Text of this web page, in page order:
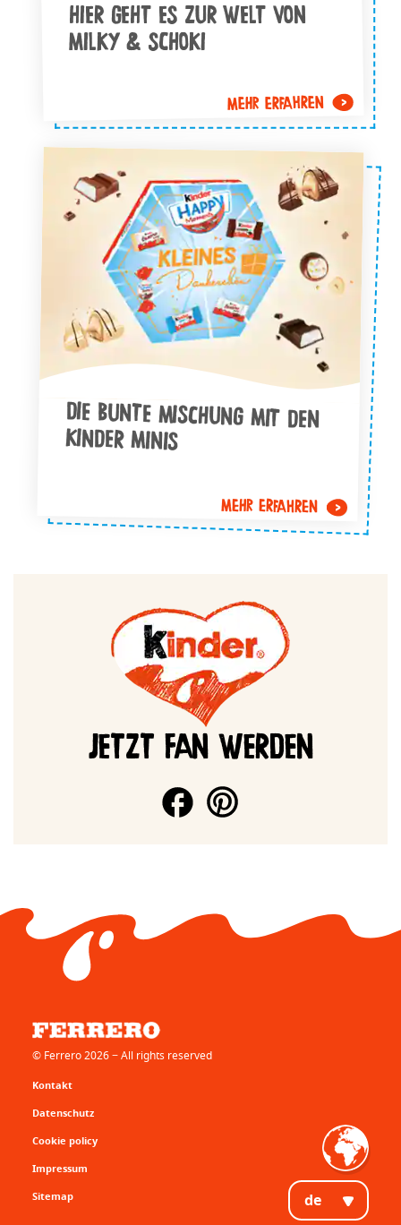
HIER GEHT ES ZUR WELT VON
MILKY & SCHOKI
MEHR ERFAHREN
DIE BUNTE MISCHUNG MIT DEN
KINDER MINIS
MEHR ERFAHREN
JETZT FAN WERDEN
© Ferrero 2026 − All rights reserved
Kontakt
Datenschutz
Cookie policy
Impressum
Sitemap de